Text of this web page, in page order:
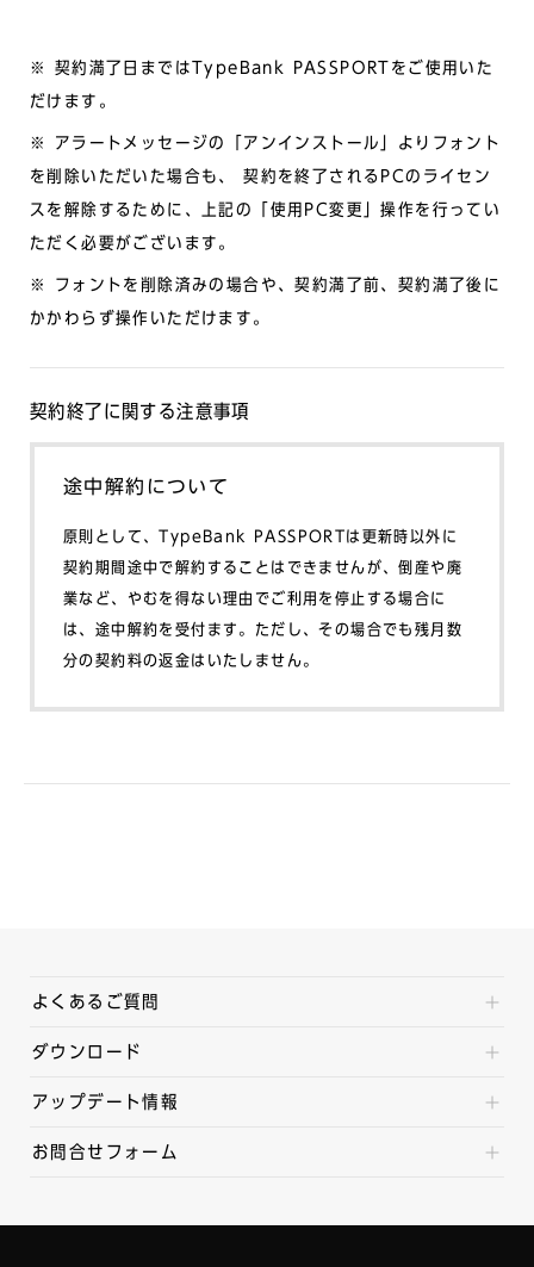
※ 契約満了日まではTypeBank PASSPORTをご使用いた
だけます。
※ アラートメッセージの「アンインストール」よりフォント
を削除いただいた場合も、 契約を終了されるPCのライセン
スを解除するために、上記の「使用PC変更」操作を行ってい
ただく必要がございます。
※ フォントを削除済みの場合や、契約満了前、契約満了後に
かかわらず操作いただけます。
契約終了に関する注意事項
途中解約について
原則として、TypeBank PASSPORTは更新時以外に
契約期間途中で解約することはできませんが、倒産や廃
業など、やむを得ない理由でご利用を停止する場合に
は、途中解約を受付ます。ただし、その場合でも残月数
分の契約料の返金はいたしません。
よくあるご質問
ダウンロード
アップデート情報
お問合せフォーム